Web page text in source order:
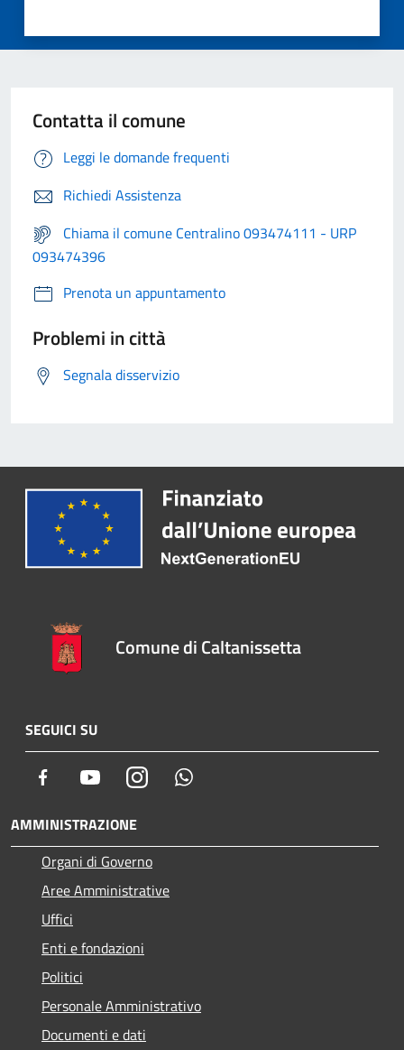
Contatta il comune
Leggi le domande frequenti
Richiedi Assistenza
Chiama il comune Centralino 093474111 - URP
093474396
Prenota un appuntamento
Problemi in città
Segnala disservizio
Comune di Caltanissetta
SEGUICI SU
Facebook YoutubeInstagram
AMMINISTRAZIONE
Organi di Governo
Aree Amministrative
Uffici
Enti e fondazioni
Politici
Personale Amministrativo
Documenti e dati